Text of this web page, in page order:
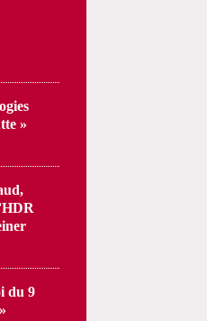
»
du 9